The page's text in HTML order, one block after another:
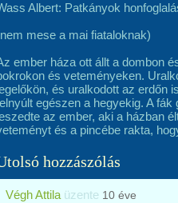
Albert: Patkányok
mese a mai fiataloknak)
ember háza ott állt a dombon
és veteményeken.
és uralkodott az erdőn
egészen a hegyekig. A
az ember, aki a házban
és a pincébe rakta,
hozzászólás
Végh Attila üzente 10 éve